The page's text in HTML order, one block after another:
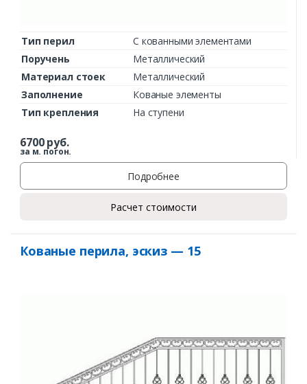
Ваш телефон*
Тип перил
С кованными элементами
Поручень
Металлический
Материал стоек
Металлический
Заполнение
Кованые элементы
Тип крепления
На ступени
6700руб.
за м. погон.
Подробнее
Расчет стоимости
Кованые перила, эскиз — 15